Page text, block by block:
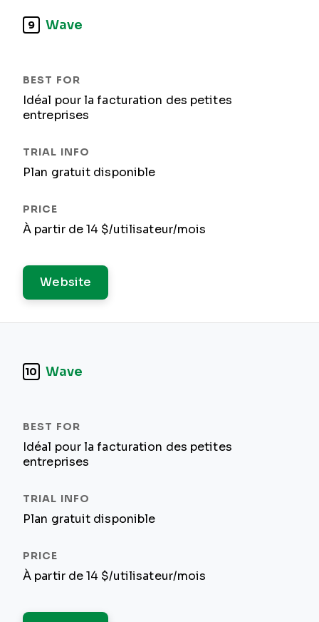
9 Wave
Idéal pour la facturation des petites
entreprises
Plan gratuit disponible
À partir de 14 $/utilisateur/mois
Website
10 Wave
Idéal pour la facturation des petites
entreprises
Plan gratuit disponible
À partir de 14 $/utilisateur/mois